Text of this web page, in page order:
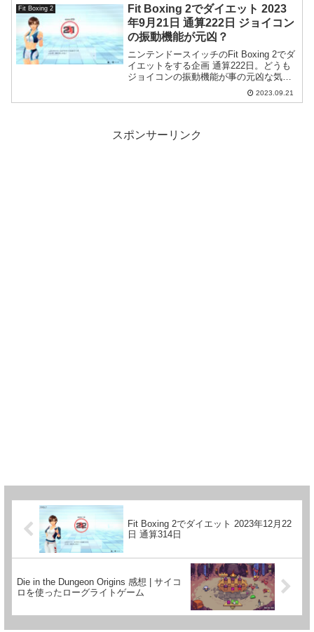
Fit Boxing 2
Fit Boxing 2でダイエット 2023
年9月21日 通算222日 ジョイコン
の振動機能が元凶？
ニンテンドースイッチのFit Boxing 2でダ
イエットをする企画 通算222日。どうも
ジョイコンの振動機能が事の元凶な気
2023.09.21
スポンサーリンク
Fit Boxing 2でダイエット 2023年12月22
日 通算314日
Die in the Dungeon Origins 感想 | サイコ
ロを使ったローグライトゲーム